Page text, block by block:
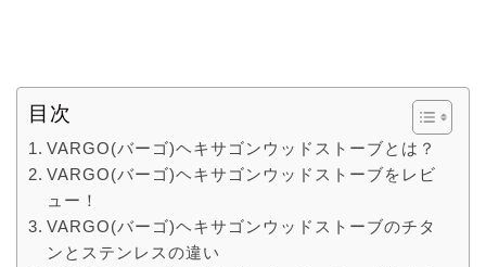
目次
VARGO(バーゴ)ヘキサゴンウッドストーブとは？
VARGO(バーゴ)ヘキサゴンウッドストーブをレビ
ュー！
VARGO(バーゴ)ヘキサゴンウッドストーブのチタ
ンとステンレスの違い